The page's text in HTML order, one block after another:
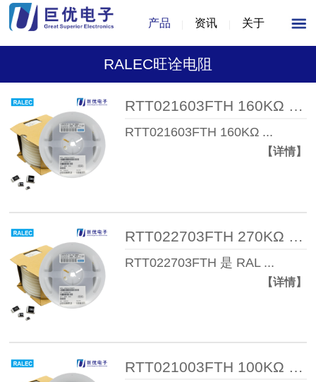
产品 资讯 关于
RALEC旺诠电阻
RTT021603FTH 160KΩ 1% 1/16W 04 ...
RTT021603FTH 160KΩ ...
【详情】
RTT022703FTH 270KΩ 1% 1/16W 04 ...
RTT022703FTH 是 RAL ...
【详情】
RTT021003FTH 100KΩ 1% 1/16W 04 ...